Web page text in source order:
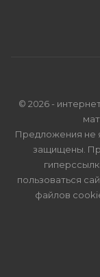
© 2026 -
Предложения не
защищены.
пользоваться
файлов